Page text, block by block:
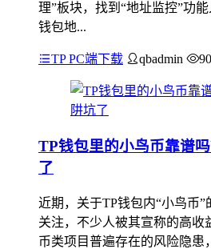
理”板块，找到“地址监控”功
钱包地...
TP PC端下载 qbadmin
TP钱包里的小鸟币靠谱
了
近期，关于TP钱包内“小鸟币
关注，不少人被其宣称的高收
币类项目普遍存在的风险隐患